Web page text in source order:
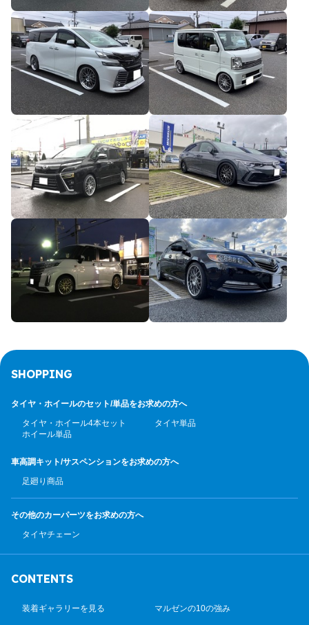
SHOPPING
タイヤ・ホイールのセット/単品をお求めの方へ
タイヤ・ホイール4本セット
タイヤ単品
ホイール単品
車高調キット/サスペンションをお求めの方へ
足廻り商品
その他のカーパーツをお求めの方へ
タイヤチェーン
CONTENTS
装着ギャラリーを見る マルゼンの10の強み